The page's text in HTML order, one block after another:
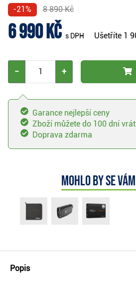
-21% 8 890 Kč
6 990 Kč s DPH Ušetříte 1
− +
Garance nejlepší ceny
Zboží můžete do 100 dní
Doprava zdarma
Mohlo by se
Popis